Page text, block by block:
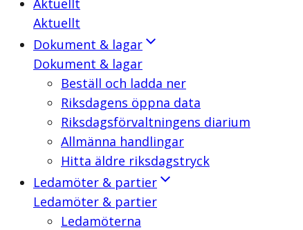
Aktuellt
Aktuellt
Dokument & lagar
Dokument & lagar
Beställ och ladda ner
Riksdagens öppna data
Riksdagsförvaltningens diarium
Allmänna handlingar
Hitta äldre riksdagstryck
Ledamöter & partier
Ledamöter & partier
Ledamöterna